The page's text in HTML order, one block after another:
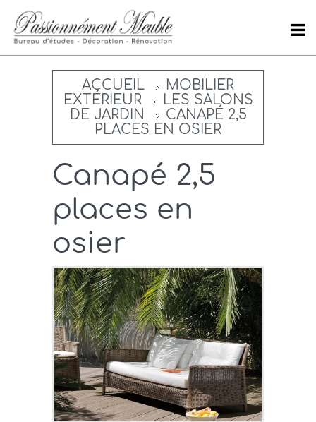
ACCUEIL
MOBILIER
EXTÉRIEUR
LES SALONS
DE JARDIN
CANAPÉ 2,5
PLACES EN OSIER
Canapé 2,5
places en
osier